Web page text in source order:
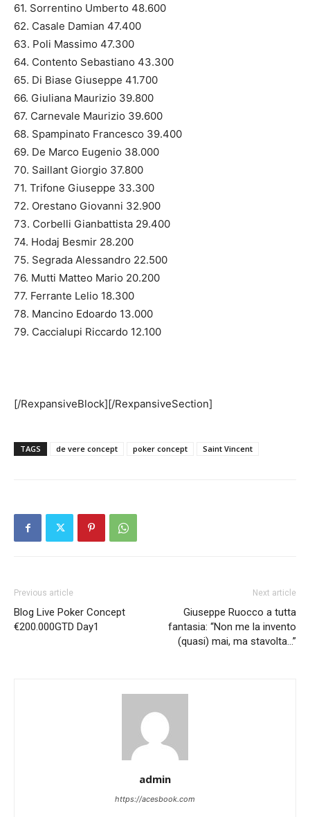
61. Sorrentino Umberto 48.600
62. Casale Damian 47.400
63. Poli Massimo 47.300
64. Contento Sebastiano 43.300
65. Di Biase Giuseppe 41.700
66. Giuliana Maurizio 39.800
67. Carnevale Maurizio 39.600
68. Spampinato Francesco 39.400
69. De Marco Eugenio 38.000
70. Saillant Giorgio 37.800
71. Trifone Giuseppe 33.300
72. Orestano Giovanni 32.900
73. Corbelli Gianbattista 29.400
74. Hodaj Besmir 28.200
75. Segrada Alessandro 22.500
76. Mutti Matteo Mario 20.200
77. Ferrante Lelio 18.300
78. Mancino Edoardo 13.000
79. Caccialupi Riccardo 12.100
[/RexpansiveBlock][/RexpansiveSection]
TAGS de vere concept poker concept Saint Vincent
Previous article
Blog Live Poker Concept
€200.000GTD Day1
Next article
Giuseppe Ruocco a tutta
fantasia: “Non me la invento
(quasi) mai, ma stavolta…”
admin
https://acesbook.com